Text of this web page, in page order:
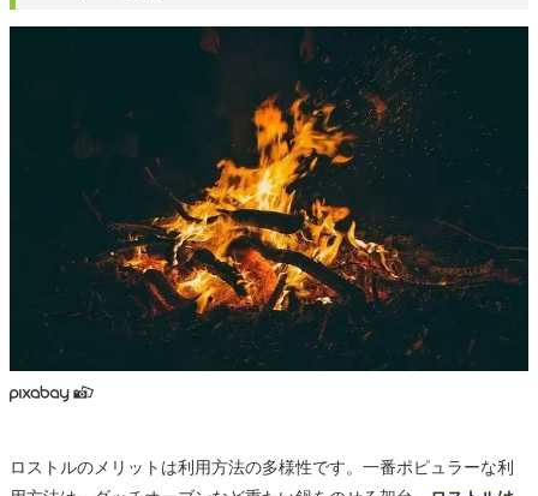
ロストルのメリットは利用方法の多様性です。一番ポピュラーな利